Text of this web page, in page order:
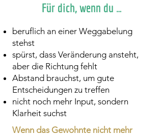
Für dich, wenn du …
beruflich an einer Weggabelung
stehst
spürst, dass Veränderung ansteht,
aber die Richtung fehlt
Abstand brauchst, um gute
Entscheidungen zu treffen
nicht noch mehr Input, sondern
Klarheit suchst
Wenn das Gewohnte nicht mehr